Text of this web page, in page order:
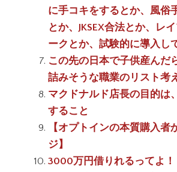
に手コキをするとか、風俗
とか、JKSEX合法とか、レ
ークとか、試験的に導入し
この先の日本で子供産んだ
詰みそうな職業のリスト考
マクドナルド店長の目的は
すること
【オプトインの本質購入者
ジ】
3000万円借りれるってよ！